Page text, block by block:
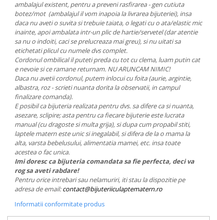
ambalajul existent, pentru a preveni rasfirarea - gen cutiuta
botez/mot (ambalajul il vom inapoia la livrarea bijuteriei), insa
daca nu aveti o suvita si trebuie taiata, o legati cu o ata/elastic mic
inainte, apoi ambalata intr-un plic de hartie/servetel (dar atentie
sa nu o indoiti, caci se prelucreaza mai greu), si nu uitati sa
etichetati plicul cu numele dvs complet.
Cordonul ombilical il puteti preda cu tot cu clema, luam putin cat
e nevoie si ce ramane returnam. NU ARUNCAM NIMIC!
Daca nu avetii cordonul, putem inlocui cu foita (aurie, argintie,
albastra, roz - scrieti nuanta dorita la observatii, in campul
finalizare comanda).
E posibil ca bijuteria realizata pentru dvs. sa difere ca si nuanta,
asezare, sclipire; asta pentru ca fiecare bijuterie este lucrata
manual (cu dragoste si multa grija), si dupa cum propabil stiti,
laptele matern este unic si inegalabil, si difera de la o mama la
alta, varsta bebelusului, alimentatia mamei, etc. insa toate
acestea o fac unica.
Imi doresc ca bijuteria comandata sa fie perfecta, deci va
rog sa aveti rabdare!
Pentru orice intrebari sau nelamuriri, iti stau la dispozitie pe
adresa de email:contact@bijuteriiculaptematern.ro
Informatii conformitate produs